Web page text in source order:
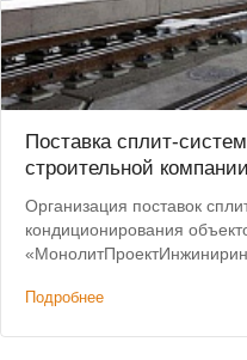
Поставка сплит-
строительной компании
Организация поставок
кондиционирования
Подробнее